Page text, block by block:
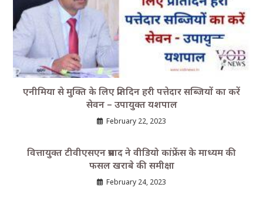
एनीमिया से मुक्ति के लिए प्रतिदिन हरी पत्तेदार सब्जियों का करें
सेवन – उपायुक्त यशपाल
February 22, 2023
वित्तायुक्त टीवीएसएन प्रसाद ने वीडियो कांफ्रेंस के माध्यम की
फसल खराबे की समीक्षा
February 24, 2023